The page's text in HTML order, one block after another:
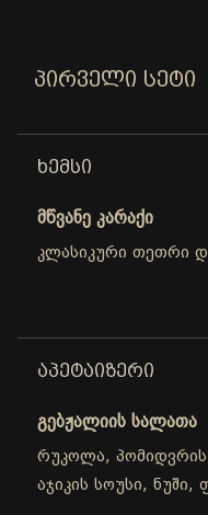
ᲞᲘᲠᲕᲔᲚᲘ ᲡᲔᲢᲘ
ᲮᲔᲛᲡᲘ
მწვანე კარაქი
კლასიკური თეთრი
ᲐᲞᲔᲢᲐᲘᲖᲔᲠᲘ
გებჟალიის სალათა
რუკოლა,
აჯიკის სოუსი,